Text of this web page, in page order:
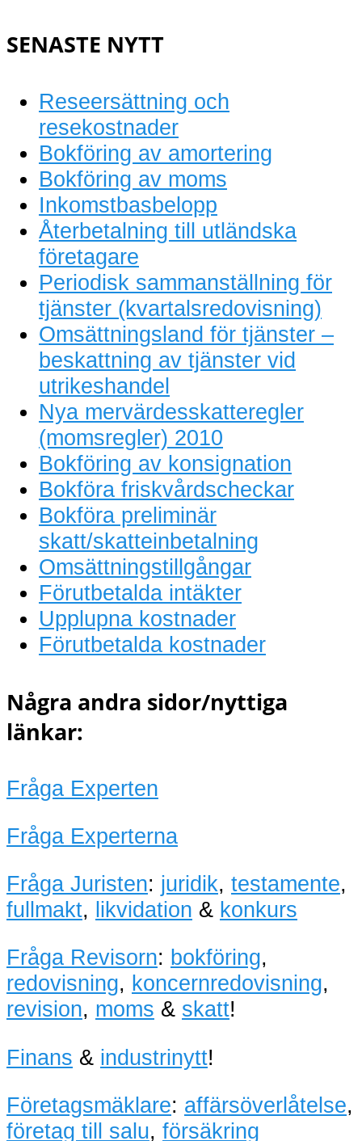
SENASTE NYTT
Reseersättning och
resekostnader
Bokföring av amortering
Bokföring av moms
Inkomstbasbelopp
Återbetalning till utländska
företagare
Periodisk sammanställning för
tjänster (kvartalsredovisning)
Omsättningsland för tjänster –
beskattning av tjänster vid
utrikeshandel
Nya mervärdesskatteregler
(momsregler) 2010
Bokföring av konsignation
Bokföra friskvårdscheckar
Bokföra preliminär
skatt/skatteinbetalning
Omsättningstillgångar
Förutbetalda intäkter
Upplupna kostnader
Förutbetalda kostnader
Några andra sidor/nyttiga
länkar:
Fråga Experten
Fråga Experterna
Fråga Juristen: juridik, testamente,
fullmakt, likvidation & konkurs
Fråga Revisorn: bokföring,
redovisning, koncernredovisning,
revision, moms & skatt!
Finans & industrinytt!
Företagsmäklare: affärsöverlåtelse,
företag till salu, försäkring